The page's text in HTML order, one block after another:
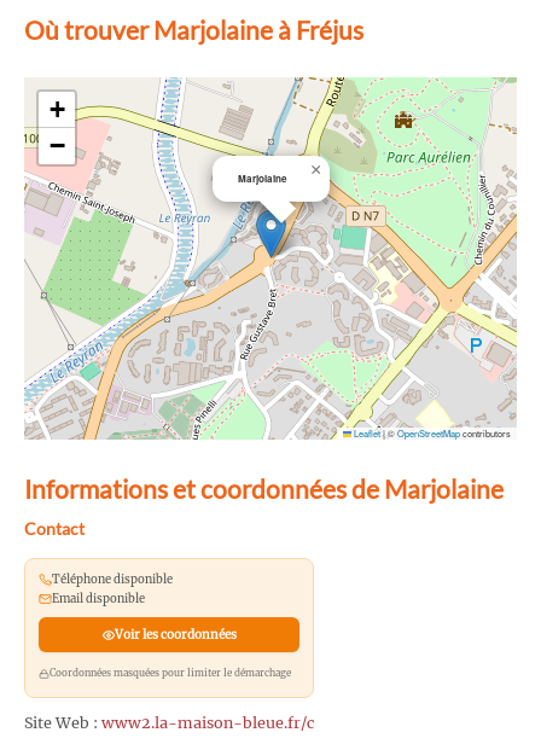
Où trouver Marjolaine à Fréjus
Marjolaine ×
+
−
Leaflet|©OpenStreetMapcontributors
Informations et coordonnées de Marjolaine
Contact
Téléphone disponible
Email disponible
Voir les coordonnées
Coordonnées masquées pour limiter le démarchage
Site Web : www2.la-maison-bleue.fr/c